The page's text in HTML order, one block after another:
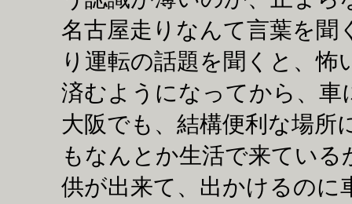
名古屋走りなんて言葉を聞
り運転の話題を聞くと、
済むようになってから、
大阪でも、結構便利な場所
もなんとか生活で来てい
供が出来て、出かけるの